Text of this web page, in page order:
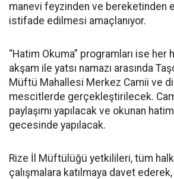
manevi feyzinden ve bereketinden
istifade edilmesi amaçlanıyor.
“Hatim Okuma” programları ise
akşam ile yatsı namazı arasında
Müftü Mahallesi Merkez Camii ve
mescitlerde gerçekleştirilecek.
paylaşımı yapılacak ve okunan
gecesinde yapılacak.
Rize İl Müftülüğü yetkilileri, tüm
çalışmalara katılmaya davet